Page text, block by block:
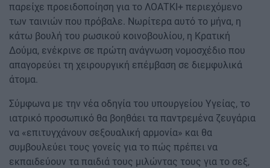
παρείχε προειδοποίηση για το ΛΟΑΤΚΙ+ περιεχόμενο
των ταινιών που πρόβαλε. Νωρίτερα αυτό το μήνα, η
κάτω βουλή του ρωσικού κοινοβουλίου, η Κρατική
Δούμα, ενέκρινε σε πρώτη ανάγνωση νομοσχέδιο που
απαγορεύει τη χειρουργική επέμβαση σε διεμφυλικά
άτομα.
Σύμφωνα με την νέα οδηγία του υπουργείου Υγείας, το
ιατρικό προσωπικό θα βοηθάει τα παντρεμένα ζευγάρια
να «επιτυγχάνουν σεξουαλική αρμονία» και θα
συμβουλεύει τους γονείς για το πώς πρέπει να
εκπαιδεύουν τα παιδιά τους μιλώντας τους για το σεξ,